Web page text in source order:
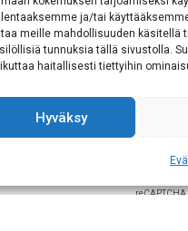
ja/tai
meille mahdollisuuden käsitellä
tunnuksia tällä sivustolla.
haitallisesti tiettyihin
Hyväksy